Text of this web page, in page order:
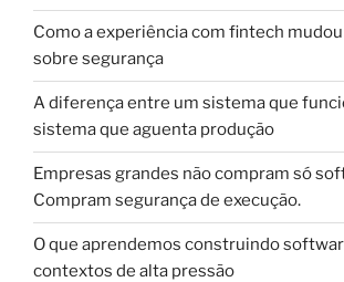
Como a experiência com fintech
sobre segurança
A diferença entre um sistema que
sistema que aguenta produção
Empresas grandes não compram só
Compram segurança de execução.
O que aprendemos construindo
contextos de alta pressão